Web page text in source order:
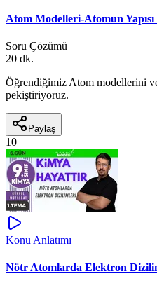
Atom Modelleri-Atomun
Soru Çözümü
20 dk.
Öğrendiğimiz Atom modellerini
pekiştiriyoruz.
Paylaş
10
Konu Anlatımı
Nötr Atomlarda Elektron